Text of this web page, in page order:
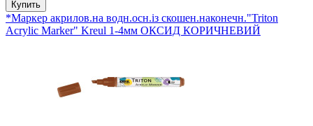
Купить
*Маркер акрилов.на водн.осн.із скошен.наконечн."Triton
Acrylic Marker" Kreul 1-4мм ОКСИД КОРИЧНЕВИЙ